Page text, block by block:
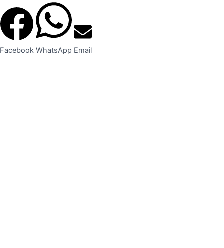
Facebook WhatsApp Email